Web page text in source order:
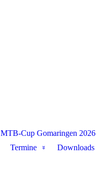
MTB-Cup Gomaringen 2026
Termine Downloads